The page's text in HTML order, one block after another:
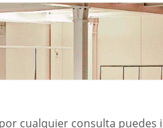
cualquier consulta